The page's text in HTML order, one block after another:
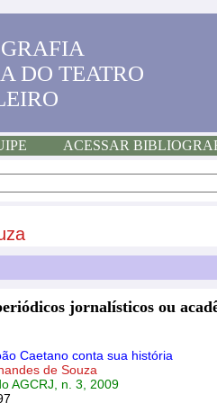
DO TEATRO
ACESSAR
jornalísticos ou
Caetano conta sua história
de Souza
AGCRJ, n. 3, 2009